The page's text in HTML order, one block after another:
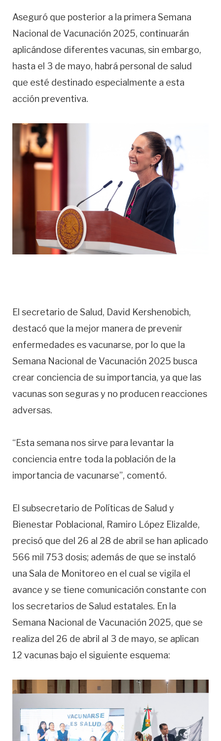
Aseguró que posterior a la primera Semana
Nacional de Vacunación 2025, continuarán
aplicándose diferentes vacunas, sin embargo,
hasta el 3 de mayo, habrá personal de salud
que esté destinado especialmente a esta
acción preventiva.
El secretario de Salud, David Kershenobich,
destacó que la mejor manera de prevenir
enfermedades es vacunarse, por lo que la
Semana Nacional de Vacunación 2025 busca
crear conciencia de su importancia, ya que las
vacunas son seguras y no producen reacciones
adversas.
“Esta semana nos sirve para levantar la
conciencia entre toda la población de la
importancia de vacunarse”, comentó.
El subsecretario de Políticas de Salud y
Bienestar Poblacional, Ramiro López Elizalde,
precisó que del 26 al 28 de abril se han aplicado
566 mil 753 dosis; además de que se instaló
una Sala de Monitoreo en el cual se vigila el
avance y se tiene comunicación constante con
los secretarios de Salud estatales. En la
Semana Nacional de Vacunación 2025, que se
realiza del 26 de abril al 3 de mayo, se aplican
12 vacunas bajo el siguiente esquema: